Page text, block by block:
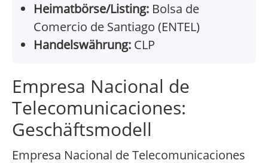
Heimatbörse/Listing: Bolsa de
Comercio de Santiago (ENTEL)
Handelswährung: CLP
Empresa Nacional de
Telecomunicaciones:
Geschäftsmodell
Empresa Nacional de Telecomunicaciones